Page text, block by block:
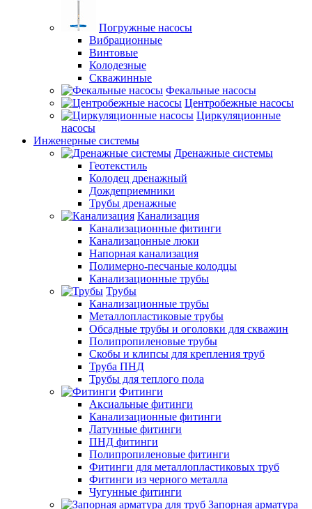
Погружные насосы
Вибрационные
Винтовые
Колодезные
Скважинные
Фекальные насосы
Центробежные насосы
Циркуляционные
насосы
Инженерные системы
Дренажные системы
Геотекстиль
Колодец дренажный
Дождеприемники
Трубы дренажные
Канализация
Канализационные фитинги
Канализацонные люки
Напорная канализация
Полимерно-песчаные колодцы
Канализационные трубы
Трубы
Канализационные трубы
Металлопластиковые трубы
Обсадные трубы и оголовки для скважин
Полипропиленовые трубы
Скобы и клипсы для крепления труб
Труба ПНД
Трубы для теплого пола
Фитинги
Аксиальные фитинги
Канализационные фитинги
Латунные фитинги
ПНД фитинги
Полипропиленовые фитинги
Фитинги для металлопластиковых труб
Фитинги из черного металла
Чугунные фитинги
Запорная арматура